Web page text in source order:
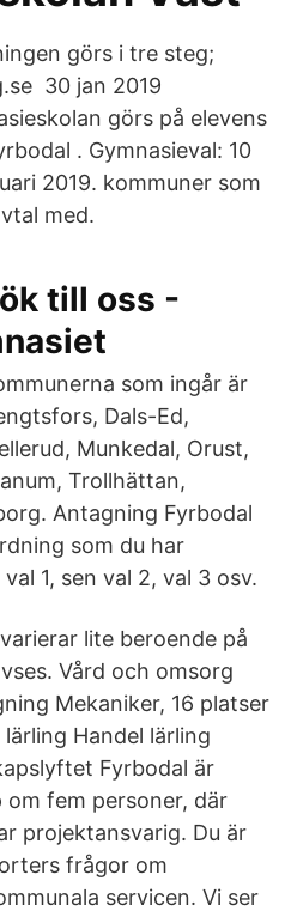
görs i tre steg;
30 jan 2019
görs på elevens
. Gymnasieval: 10
2019. kommuner som
med.
till oss -
som ingår är
Dals-Ed,
Munkedal, Orust,
Trollhättan,
Antagning Fyrbodal
som du har
1, sen val 2, val 3 osv.
lite beroende på
Vård och omsorg
Mekaniker, 16 platser
Handel lärling
Fyrbodal är
fem personer, där
projektansvarig. Du är
frågor om
servicen. Vi ser